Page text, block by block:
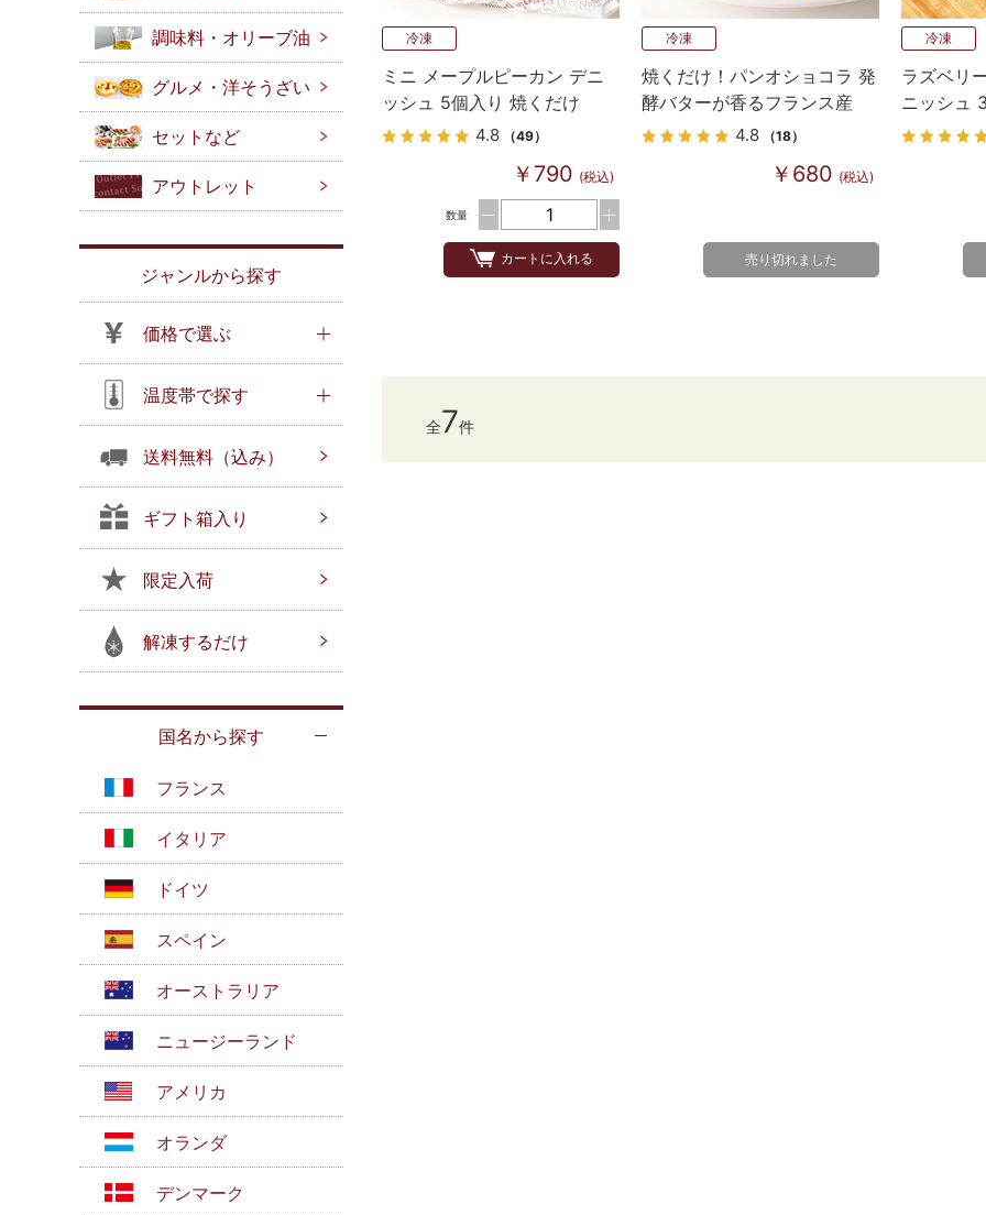
調味料・オリーブ油
グルメ・洋そうざい
セットなど
アウトレット
ジャンルから探す
価格で選ぶ
温度帯で探す
送料無料（込み）
ギフト箱入り
限定入荷
解凍するだけ
国名から探す
フランス
イタリア
ドイツ
スペイン
オーストラリア
ニュージーランド
アメリカ
オランダ
デンマーク
冷凍
ミニ メープルピーカン デニ
ッシュ 5個入り 焼くだけ
4.8 （49）
￥790 (税込)
数量
カートに入れる
冷凍
焼くだけ！パンオショコラ 発
酵バターが香るフランス産
Bake up生地 3個入り
4.8 （18）
￥680 (税込)
売り切れました
冷凍
ラズベリ
ニッシュ
全7件